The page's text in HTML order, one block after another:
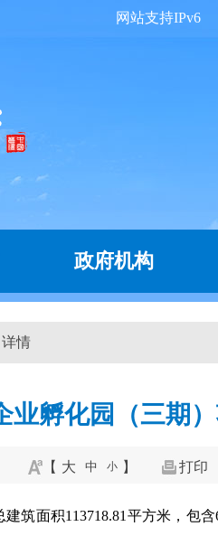
网站支持IPv6
政府机构
情
业孵化园（三期
【 大 中 小 】 打印
建筑面积113718.81平方米，包